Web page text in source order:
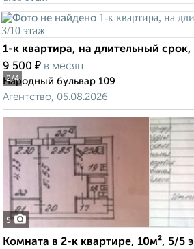
2/4
1-к квартира, на длительный
9 500 ₽ в месяц
Народный бульвар 109
Агентство, 05.08.2026
5
Комната в 2-к квартире, 10м², 5/5